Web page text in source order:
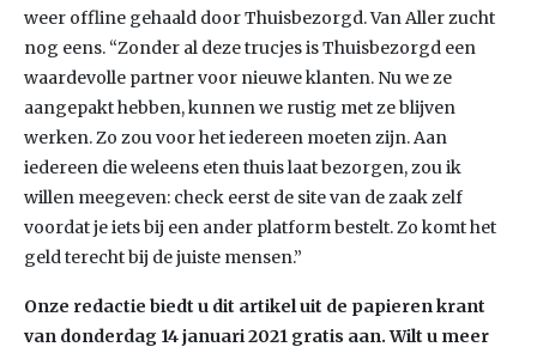
weer offline gehaald door Thuisbezorgd. Van Aller zucht
nog eens. “Zonder al deze trucjes is Thuisbezorgd een
waardevolle partner voor nieuwe klanten. Nu we ze
aangepakt hebben, kunnen we rustig met ze blijven
werken. Zo zou voor het iedereen moeten zijn. Aan
iedereen die weleens eten thuis laat bezorgen, zou ik
willen meegeven: check eerst de site van de zaak zelf
voordat je iets bij een ander platform bestelt. Zo komt het
geld terecht bij de juiste mensen.”
Onze redactie biedt u dit artikel uit de papieren krant
van donderdag 14 januari 2021 gratis aan. Wilt u meer